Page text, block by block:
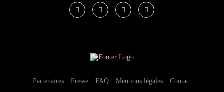
Partenaires Presse FAQ Mentions légales Contact